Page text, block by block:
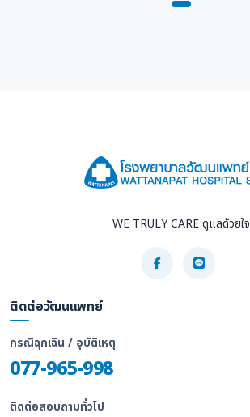
WE TRULY CARE ดูแลด้วยใจ
ติดต่อวัฒนแพทย์
กรณีฉุกเฉิน / อุบัติเหตุ
077-965-998
ติดต่อสอบถามทั่วไป